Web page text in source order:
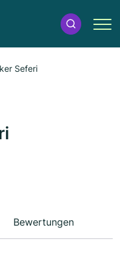
Seferi
Bewertungen